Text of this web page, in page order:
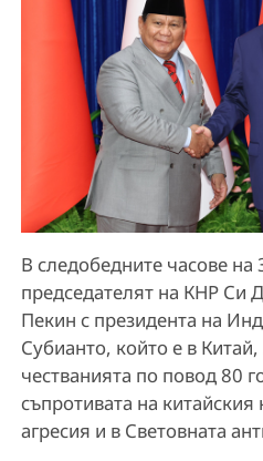
В следобедните часове на
председателят на КНР Си
Пекин с президента на
Субианто, който е в Китай,
честванията по повод 80
съпротивата на
агресия и в Световната